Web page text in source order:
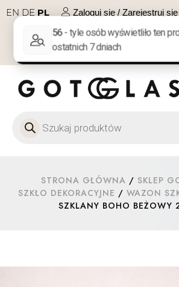
EN DE PL Zaloguj się / Zarejestruj się
NA PREZENT
STRONA GŁÓWNA / SKLEP
SZKŁO DEKORACYJNE / WAZON
SZKLANY BOHO BEŻOWY